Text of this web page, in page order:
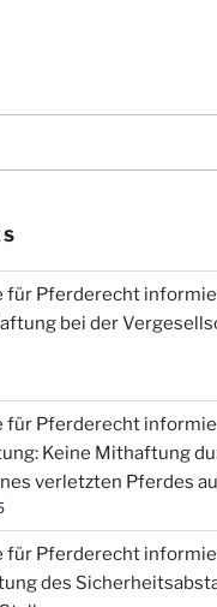
für Pferderecht
bei der
für Pferderecht
Keine Mithaftung
verletzten Pferdes
für Pferderecht
des